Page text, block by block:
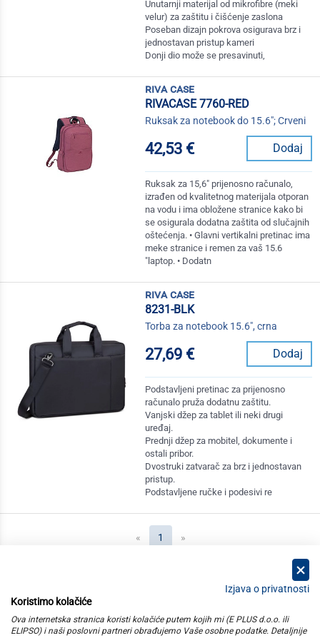
Unutarnji materijal od mikrofibre (meki
velur) za zaštitu i čišćenje zaslona
Poseban dizajn pokrova osigurava brz i
jednostavan pristup kameri
Donji dio može se presavinuti,
riva case
RIVACASE 7760-RED
Ruksak za notebook do 15.6"; Crveni
42,53 € Dodaj
Ruksak za 15,6" prijenosno računalo,
izrađen od kvalitetnog materijala otporan
na vodu i ima obložene stranice kako bi
se osigurala dodatna zaštita od slučajnih
oštećenja. • Glavni vertikalni pretinac ima
meke stranice i remen za vaš 15.6
"laptop. • Dodatn
riva case
8231-BLK
Torba za notebook 15.6", crna
27,69 € Dodaj
Podstavljeni pretinac za prijenosno
računalo pruža dodatnu zaštitu.
Vanjski džep za tablet ili neki drugi
uređaj.
Prednji džep za mobitel, dokumente i
ostali pribor.
Dvostruki zatvarač za brz i jednostavan
pristup.
Podstavljene ručke i podesivi re
« 1 (current)
»
kategorije
Izjava o privatnosti
Koristimo kolačiće
Ova internetska stranica koristi kolačiće putem kojih mi (E PLUS d.o.o. ili
ELIPSO) i naši poslovni partneri obrađujemo Vaše osobne podatke. Detaljnije